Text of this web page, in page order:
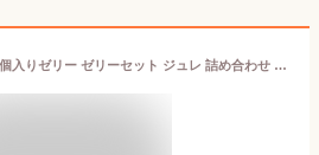
【フルーツジュレ】3個入りゼリー ゼリーセット ジュレ 詰め合わせ お菓子 果実 夏スイーツ 残暑 お菓子 ギフト セット スイーツ 個包装 ご挨拶 手土産 内祝い 産内祝い 引っ越し挨拶 退職 贈答 お返し 新築内祝い 引き出物 贈り物 お供え チョコ以外 プチギフト